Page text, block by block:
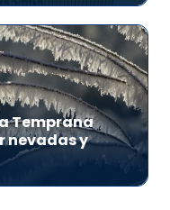
Temprana
nevadas y